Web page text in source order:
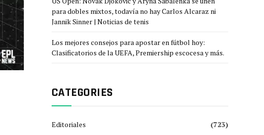
para dobles mixtos, todavía no hay Carlos Alcaraz ni
Jannik Sinner | Noticias de tenis
Los mejores consejos para apostar en fútbol hoy:
Clasificatorios de la UEFA, Premiership escocesa y más.
CATEGORIES
Editoriales
(723)